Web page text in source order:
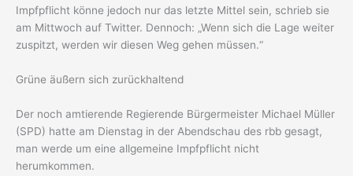
Impfpflicht könne jedoch nur das letzte Mittel sein, schrieb sie
am Mittwoch auf Twitter. Dennoch: „Wenn sich die Lage weiter
zuspitzt, werden wir diesen Weg gehen müssen.“
Grüne äußern sich zurückhaltend
Der noch amtierende Regierende Bürgermeister Michael Müller
(SPD) hatte am Dienstag in der Abendschau des rbb gesagt,
man werde um eine allgemeine Impfpflicht nicht
herumkommen.